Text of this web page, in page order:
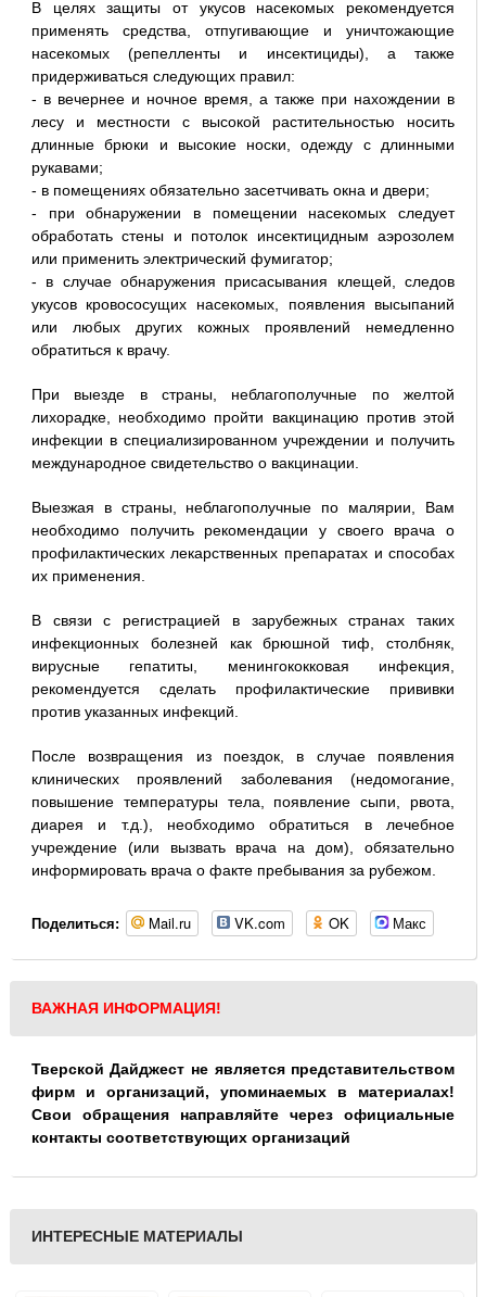
В целях защиты от укусов насекомых рекомендуется
применять средства, отпугивающие и уничтожающие
насекомых (репелленты и инсектициды), а также
придерживаться следующих правил:
- в вечернее и ночное время, а также при нахождении в
лесу и местности с высокой растительностью носить
длинные брюки и высокие носки, одежду с длинными
рукавами;
- в помещениях обязательно засетчивать окна и двери;
- при обнаружении в помещении насекомых следует
обработать стены и потолок инсектицидным аэрозолем
или применить электрический фумигатор;
- в случае обнаружения присасывания клещей, следов
укусов кровососущих насекомых, появления высыпаний
или любых других кожных проявлений немедленно
обратиться к врачу.
При выезде в страны, неблагополучные по желтой
лихорадке, необходимо пройти вакцинацию против этой
инфекции в специализированном учреждении и получить
международное свидетельство о вакцинации.
Выезжая в страны, неблагополучные по малярии, Вам
необходимо получить рекомендации у своего врача о
профилактических лекарственных препаратах и способах
их применения.
В связи с регистрацией в зарубежных странах таких
инфекционных болезней как брюшной тиф, столбняк,
вирусные гепатиты, менингококковая инфекция,
рекомендуется сделать профилактические прививки
против указанных инфекций.
После возвращения из поездок, в случае появления
клинических проявлений заболевания (недомогание,
повышение температуры тела, появление сыпи, рвота,
диарея и т.д.), необходимо обратиться в лечебное
учреждение (или вызвать врача на дом), обязательно
информировать врача о факте пребывания за рубежом.
Поделиться: Mail.ru VK.com OK Макс
ВАЖНАЯ ИНФОРМАЦИЯ!
Тверской Дайджест не является представительством
фирм и организаций, упоминаемых в материалах!
Свои обращения направляйте через официальные
контакты соответствующих организаций
ИНТЕРЕСНЫЕ МАТЕРИАЛЫ